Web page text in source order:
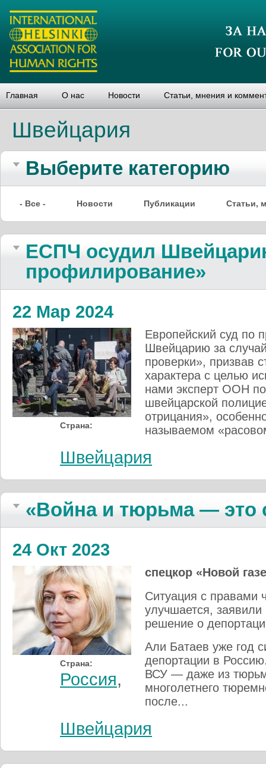
Главная О нас Новости Статьи, мнения и
Швейцария
Выберите категорию
- Все - Новости Публикации Статьи,
ЕСПЧ осудил
профилирование»
22 Мар 2024
Европейский суд по
Швейцарию за
проверки», призвав
характера с целью
нами эксперт ООН
швейцарской
отрицания»,
называемом
Страна:
Швейцария
«Война и тюрьма — это
24 Окт 2023
спецкор «Новой
Ситуация с правами
улучшается,
решение о
Али Батаев уже год
депортации в
ВСУ — даже из
многолетнего
после...
Страна:
Россия,
Швейцария